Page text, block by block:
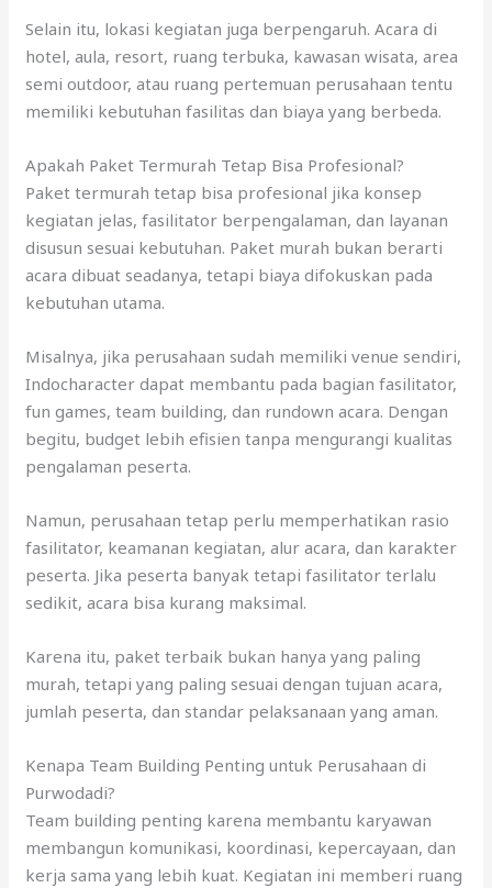
Selain itu, lokasi kegiatan juga berpengaruh. Acara di
hotel, aula, resort, ruang terbuka, kawasan wisata, area
semi outdoor, atau ruang pertemuan perusahaan tentu
memiliki kebutuhan fasilitas dan biaya yang berbeda.
Apakah Paket Termurah Tetap Bisa Profesional?
Paket termurah tetap bisa profesional jika konsep
kegiatan jelas, fasilitator berpengalaman, dan layanan
disusun sesuai kebutuhan. Paket murah bukan berarti
acara dibuat seadanya, tetapi biaya difokuskan pada
kebutuhan utama.
Misalnya, jika perusahaan sudah memiliki venue sendiri,
Indocharacter dapat membantu pada bagian fasilitator,
fun games, team building, dan rundown acara. Dengan
begitu, budget lebih efisien tanpa mengurangi kualitas
pengalaman peserta.
Namun, perusahaan tetap perlu memperhatikan rasio
fasilitator, keamanan kegiatan, alur acara, dan karakter
peserta. Jika peserta banyak tetapi fasilitator terlalu
sedikit, acara bisa kurang maksimal.
Karena itu, paket terbaik bukan hanya yang paling
murah, tetapi yang paling sesuai dengan tujuan acara,
jumlah peserta, dan standar pelaksanaan yang aman.
Kenapa Team Building Penting untuk Perusahaan di
Purwodadi?
Team building penting karena membantu karyawan
membangun komunikasi, koordinasi, kepercayaan, dan
kerja sama yang lebih kuat. Kegiatan ini memberi ruang